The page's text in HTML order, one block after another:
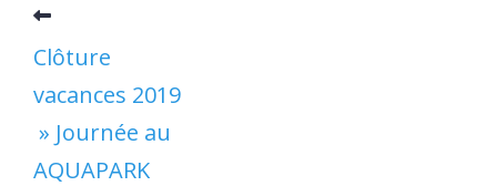
Clôture
vacances 2019
» Journée au
AQUAPARK